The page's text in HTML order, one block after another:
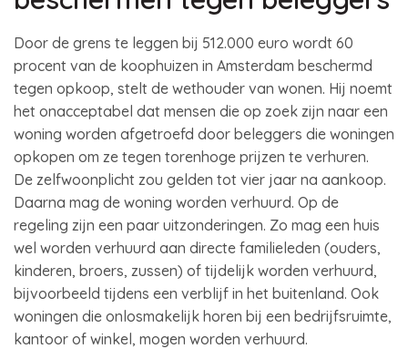
Door de grens te leggen bij 512.000 euro wordt 60
procent van de koophuizen in Amsterdam beschermd
tegen opkoop, stelt de wethouder van wonen. Hij noemt
het onacceptabel dat mensen die op zoek zijn naar een
woning worden afgetroefd door beleggers die woningen
opkopen om ze tegen torenhoge prijzen te verhuren.
De zelfwoonplicht zou gelden tot vier jaar na aankoop.
Daarna mag de woning worden verhuurd. Op de
regeling zijn een paar uitzonderingen. Zo mag een huis
wel worden verhuurd aan directe familieleden (ouders,
kinderen, broers, zussen) of tijdelijk worden verhuurd,
bijvoorbeeld tijdens een verblijf in het buitenland. Ook
woningen die onlosmakelijk horen bij een bedrijfsruimte,
kantoor of winkel, mogen worden verhuurd.